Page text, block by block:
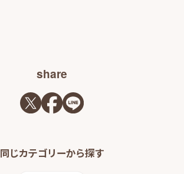
share
同じカテゴリーから探す